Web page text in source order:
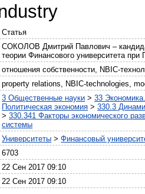
Статья
CОКОЛОВ Дмитрий Павлович –
теории Финансового университета
отношения собственности, NBIC-
property relations, NBIC-technologies,
3 Общественные науки >33
Политическая экономия >330.3
>330.341 Факторы экономического
системы
Университеты >Финансовый
6703
22 Сен 2017 09:10
22 Сен 2017 09:10